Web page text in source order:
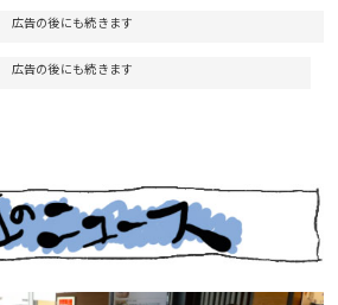
広告の後にも続きます
広告の後にも続きます